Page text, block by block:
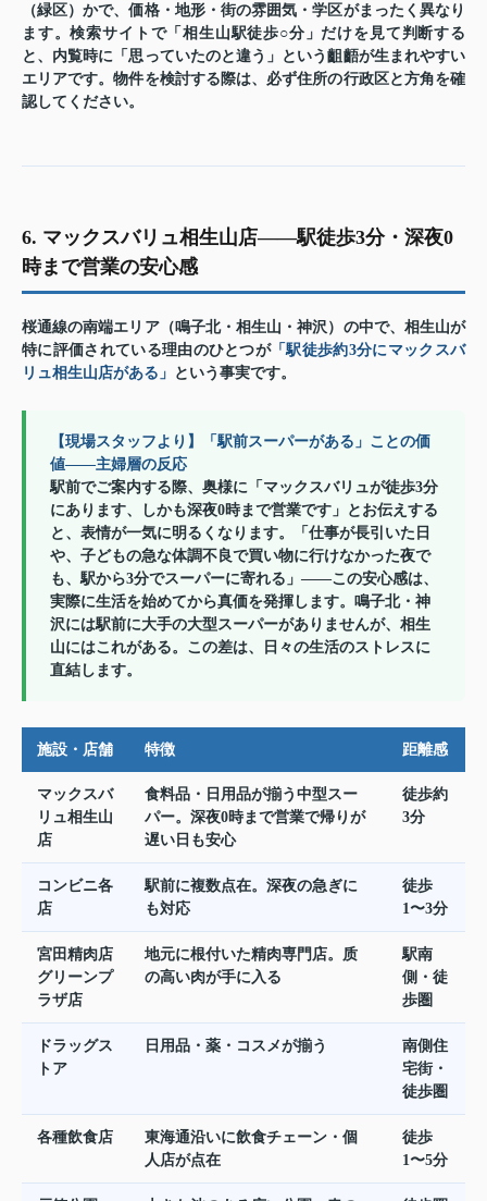
（緑区）かで、価格・地形・街の雰囲気・学区がまったく異なり
ます。検索サイトで「相生山駅徒歩○分」だけを見て判断する
と、内覧時に「思っていたのと違う」という齟齬が生まれやすい
エリアです。物件を検討する際は、必ず住所の行政区と方角を確
認してください。
6. マックスバリュ相生山店——駅徒歩3分・深夜0
時まで営業の安心感
桜通線の南端エリア（鳴子北・相生山・神沢）の中で、相生山が
特に評価されている理由のひとつが「駅徒歩約3分にマックスバ
リュ相生山店がある」 という事実です。
【現場スタッフより】「駅前スーパーがある」ことの価
値——主婦層の反応
駅前でご案内する際、奥様に「マックスバリュが徒歩3分
にあります、しかも深夜0時まで営業です」とお伝えする
と、表情が一気に明るくなります。「仕事が長引いた日
や、子どもの急な体調不良で買い物に行けなかった夜で
も、駅から3分でスーパーに寄れる」——この安心感は、
実際に生活を始めてから真価を発揮します。鳴子北・神
沢には駅前に大手の大型スーパーがありませんが、相生
山にはこれがある。この差は、日々の生活のストレスに
直結します。
施設・店舗 特徴 距離感
マックスバ
リュ相生山
店
食料品・日用品が揃う中型スー
パー。深夜0時まで営業で帰りが
遅い日も安心
徒歩約
3分
コンビニ各
店
駅前に複数点在。深夜の急ぎに
も対応
徒歩
1〜3分
宮田精肉店
グリーンプ
ラザ店
地元に根付いた精肉専門店。质
の高い肉が手に入る
駅南
側・徒
歩圏
ドラッグス
トア
日用品・薬・コスメが揃う
南側住
宅街・
徒歩圏
各種飲食店
東海通沿いに飲食チェーン・個
人店が点在
徒歩
1〜5分